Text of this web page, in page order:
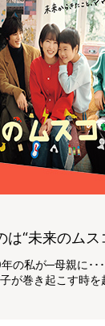
は“未来のムス
の私が─母親に･･
が巻き起こす時を